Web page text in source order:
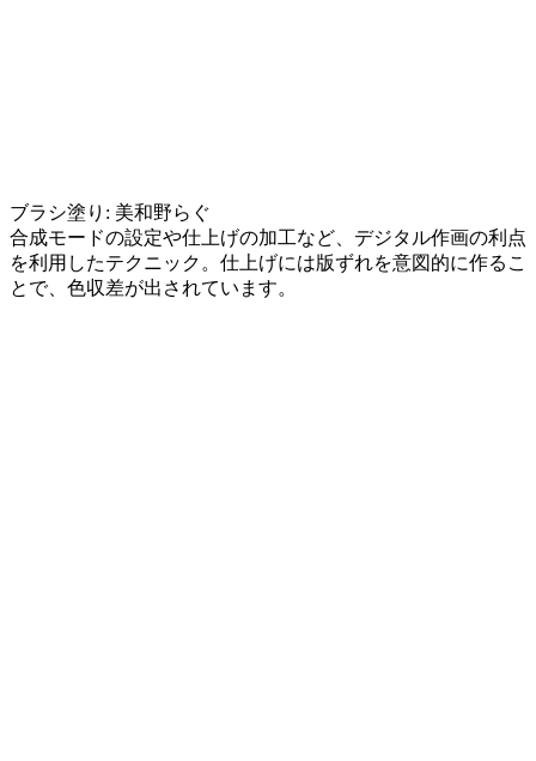
ブラシ塗り: 美和野らぐ
合成モードの設定や仕上げの加工など、デジタル作画の利点
を利用したテクニック。仕上げには版ずれを意図的に作るこ
とで、色収差が出されています。